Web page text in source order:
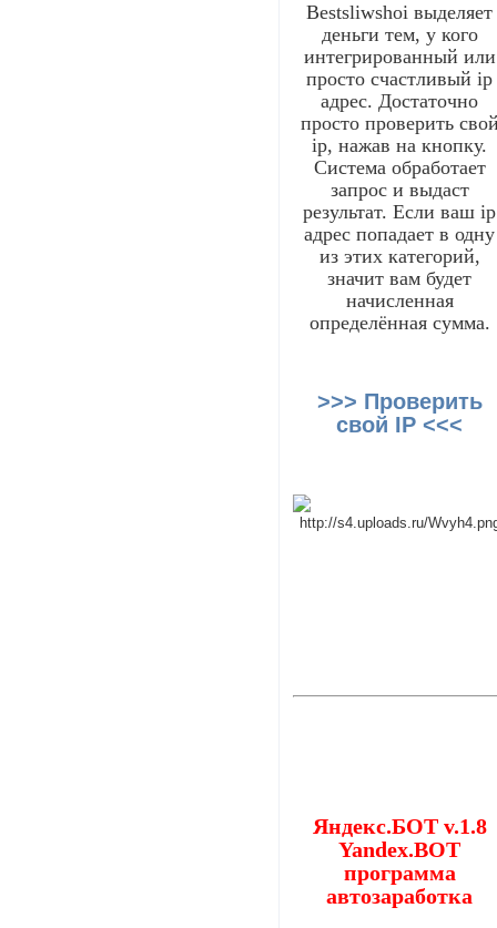
Bestsliwshoi выделяет
деньги тем, у кого
интегрированный или
просто счастливый ip
адрес. Достаточно
просто проверить
ip, нажав на кнопку.
Система обработает
запрос и выдаст
результат. Если ваш ip
адрес попадает в одну
из этих категорий,
значит вам будет
начисленная
определённая сумма.
>>> Проверить
свой IP <<<
Яндекс.БОТ v.1.8
Yandex.BOT
программа
автозаработка